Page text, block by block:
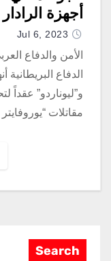
أجهزة الرادار
Jul 6, 2023
الأمن والدفاع
الدفاع
و”ليوناردو” عقداً
مقاتلات
Search